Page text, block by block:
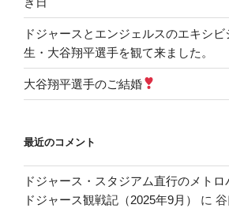
ドジャースとエンジェルスのエキシ
生・大谷翔平選手を観て来ました。
大谷翔平選手のご結婚
最近のコメント
ドジャース・スタジアム直行のメトロ
ドジャース観戦記（2025年9月）
に